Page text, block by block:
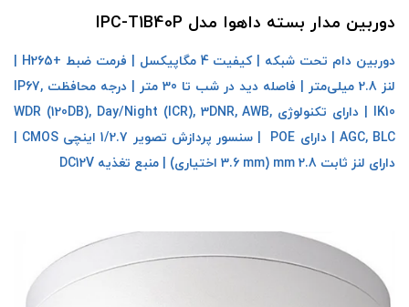
دوربین مدار بسته داهوا مدل IPC-T1B40P
لنز 2.8 میلی‌متر | فاصله دید در شب تا 30 متر | درجه محافظت IP67,
IK10 | دارای تکنولوژی WDR (120DB), Day/Night (ICR), 3DNR, AWB,
دارای لنز ثابت 2.8 mm (3.6 mm اختیاری) | منبع تغذیه DC12V